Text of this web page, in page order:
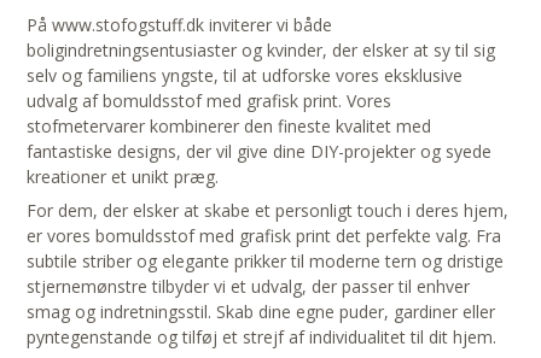
På www.stofogstuff.dk inviterer vi både
boligindretningsentusiaster og kvinder, der elsker at sy til sig
selv og familiens yngste, til at udforske vores eksklusive
udvalg af bomuldsstof med grafisk print. Vores
stofmetervarer kombinerer den fineste kvalitet med
fantastiske designs, der vil give dine DIY-projekter og syede
kreationer et unikt præg.
For dem, der elsker at skabe et personligt touch i deres hjem,
er vores bomuldsstof med grafisk print det perfekte valg. Fra
subtile striber og elegante prikker til moderne tern og dristige
stjernemønstre tilbyder vi et udvalg, der passer til enhver
smag og indretningsstil. Skab dine egne puder, gardiner eller
pyntegenstande og tilføj et strejf af individualitet til dit hjem.